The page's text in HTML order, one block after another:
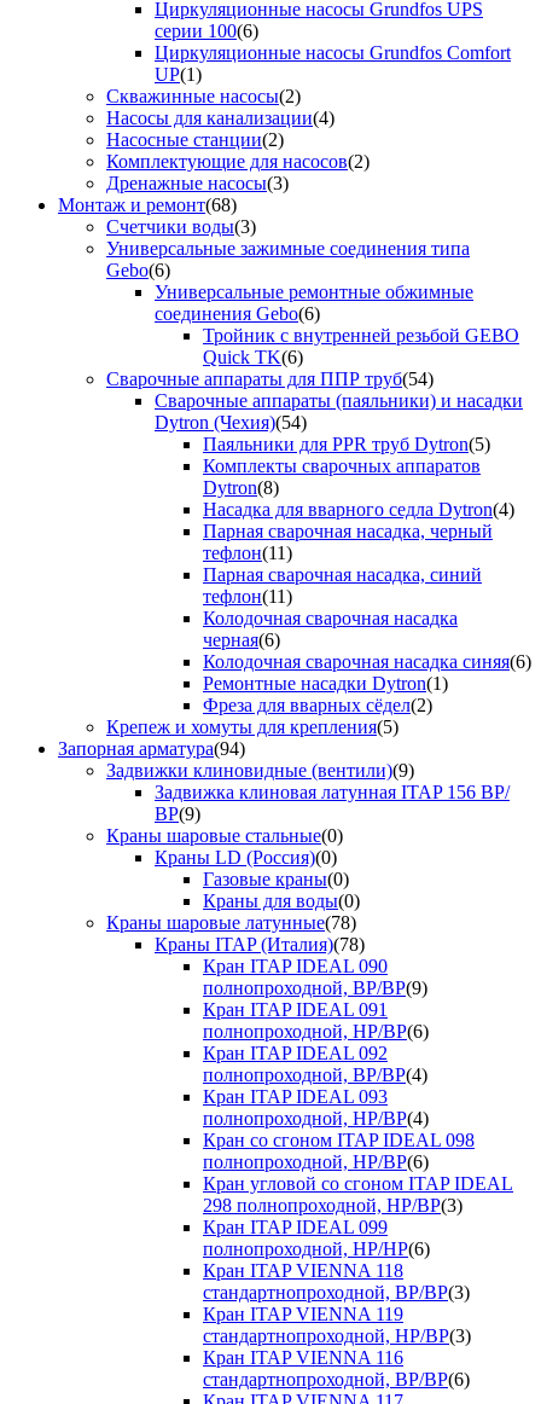
Циркуляционные насосы Grundfos UPS
серии 100(6)
Циркуляционные насосы Grundfos Comfort
UP(1)
Скважинные насосы(2)
Насосы для канализации(4)
Насосные станции(2)
Комплектующие для насосов(2)
Дренажные насосы(3)
Монтаж и ремонт(68)
Счетчики воды(3)
Универсальные зажимные соединения типа
Gebo(6)
Универсальные ремонтные обжимные
соединения Gebo(6)
Тройник с внутренней резьбой GEBO
Quick TK(6)
Сварочные аппараты для ППР труб(54)
Сварочные аппараты (паяльники) и насадки
Dytron (Чехия)(54)
Паяльники для PPR труб Dytron(5)
Комплекты сварочных аппаратов
Dytron(8)
Насадка для вварного седла Dytron(4)
Парная сварочная насадка, черный
тефлон(11)
Парная сварочная насадка, синий
тефлон(11)
Колодочная сварочная насадка
черная(6)
Колодочная сварочная насадка синяя(6)
Ремонтные насадки Dytron(1)
Фреза для вварных сёдел(2)
Крепеж и хомуты для крепления(5)
Запорная арматура(94)
Задвижки клиновидные (вентили)(9)
Задвижка клиновая латунная ITAP 156 ВР/
ВР(9)
Краны шаровые стальные(0)
Краны LD (Россия)(0)
Газовые краны(0)
Краны для воды(0)
Краны шаровые латунные(78)
Краны ITAP (Италия)(78)
Кран ITAP IDEAL 090
полнопроходной, ВР/ВР(9)
Кран ITAP IDEAL 091
полнопроходной, НР/ВР(6)
Кран ITAP IDEAL 092
полнопроходной, ВР/ВР(4)
Кран ITAP IDEAL 093
полнопроходной, НР/ВР(4)
Кран со сгоном ITAP IDEAL 098
полнопроходной, НР/ВР(6)
Кран угловой со сгоном ITAP IDEAL
298 полнопроходной, НР/ВР(3)
Кран ITAP IDEAL 099
полнопроходной, НР/НР(6)
Кран ITAP VIENNA 118
стандартнопроходной, ВР/ВР(3)
Кран ITAP VIENNA 119
стандартнопроходной, НР/ВР(3)
Кран ITAP VIENNA 116
стандартнопроходной, ВР/ВР(6)